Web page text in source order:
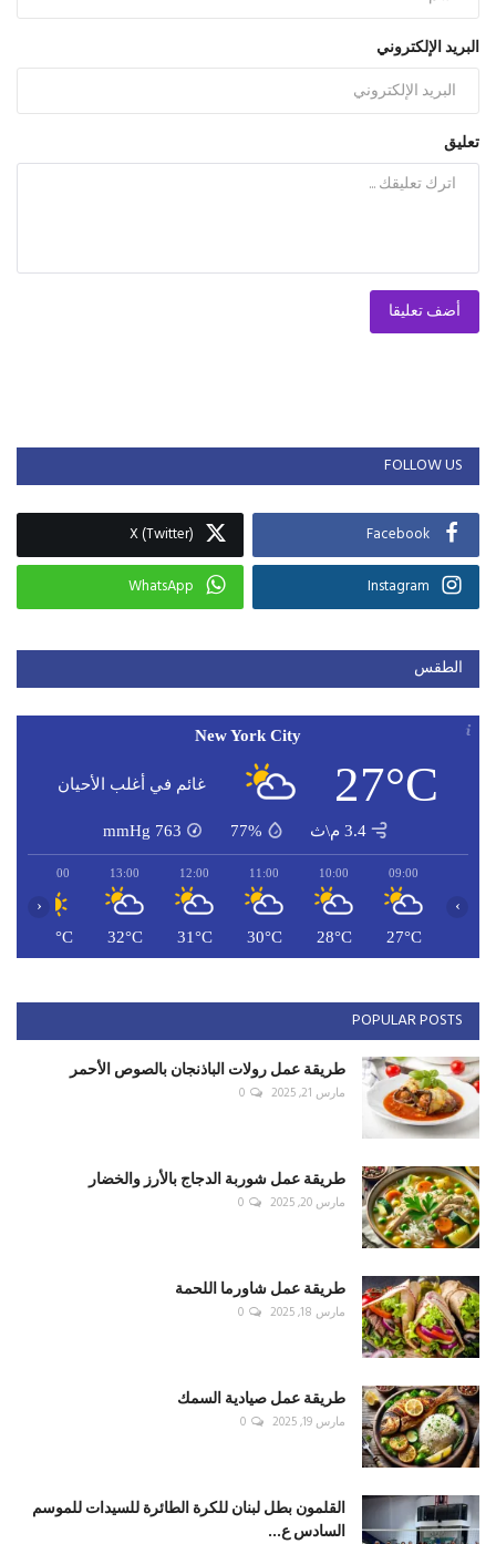
البريد الإلكتروني
تعليق
أضف تعليقا
FOLLOW US
Facebook
X (Twitter)
Instagram
WhatsApp
الطقس
New York City
27°C غائم في أغلب الأحيان
3.4 م\ث 77%
763
mmHg
09:00
27°C
10:00
28°C
11:00
30°C
12:00
31°C
13:00
32°C
14:00
32°C
‹ ›
POPULAR POSTS
طريقة عمل رولات الباذنجان بالصوص الأحمر
مارس 21, 2025 0
طريقة عمل شوربة الدجاج بالأرز والخضار
مارس 20, 2025 0
طريقة عمل شاورما اللحمة
مارس 18, 2025 0
طريقة عمل صيادية السمك
مارس 19, 2025 0
القلمون بطل لبنان للكرة الطائرة للسيدات للموسم
السادس ع...